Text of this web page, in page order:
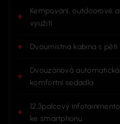
Kempování, outdoorové
využití
Dvoumístná kabina s pěti
Dvouzónová
komfortní sedadla
12,3palcový
ke smartphonu